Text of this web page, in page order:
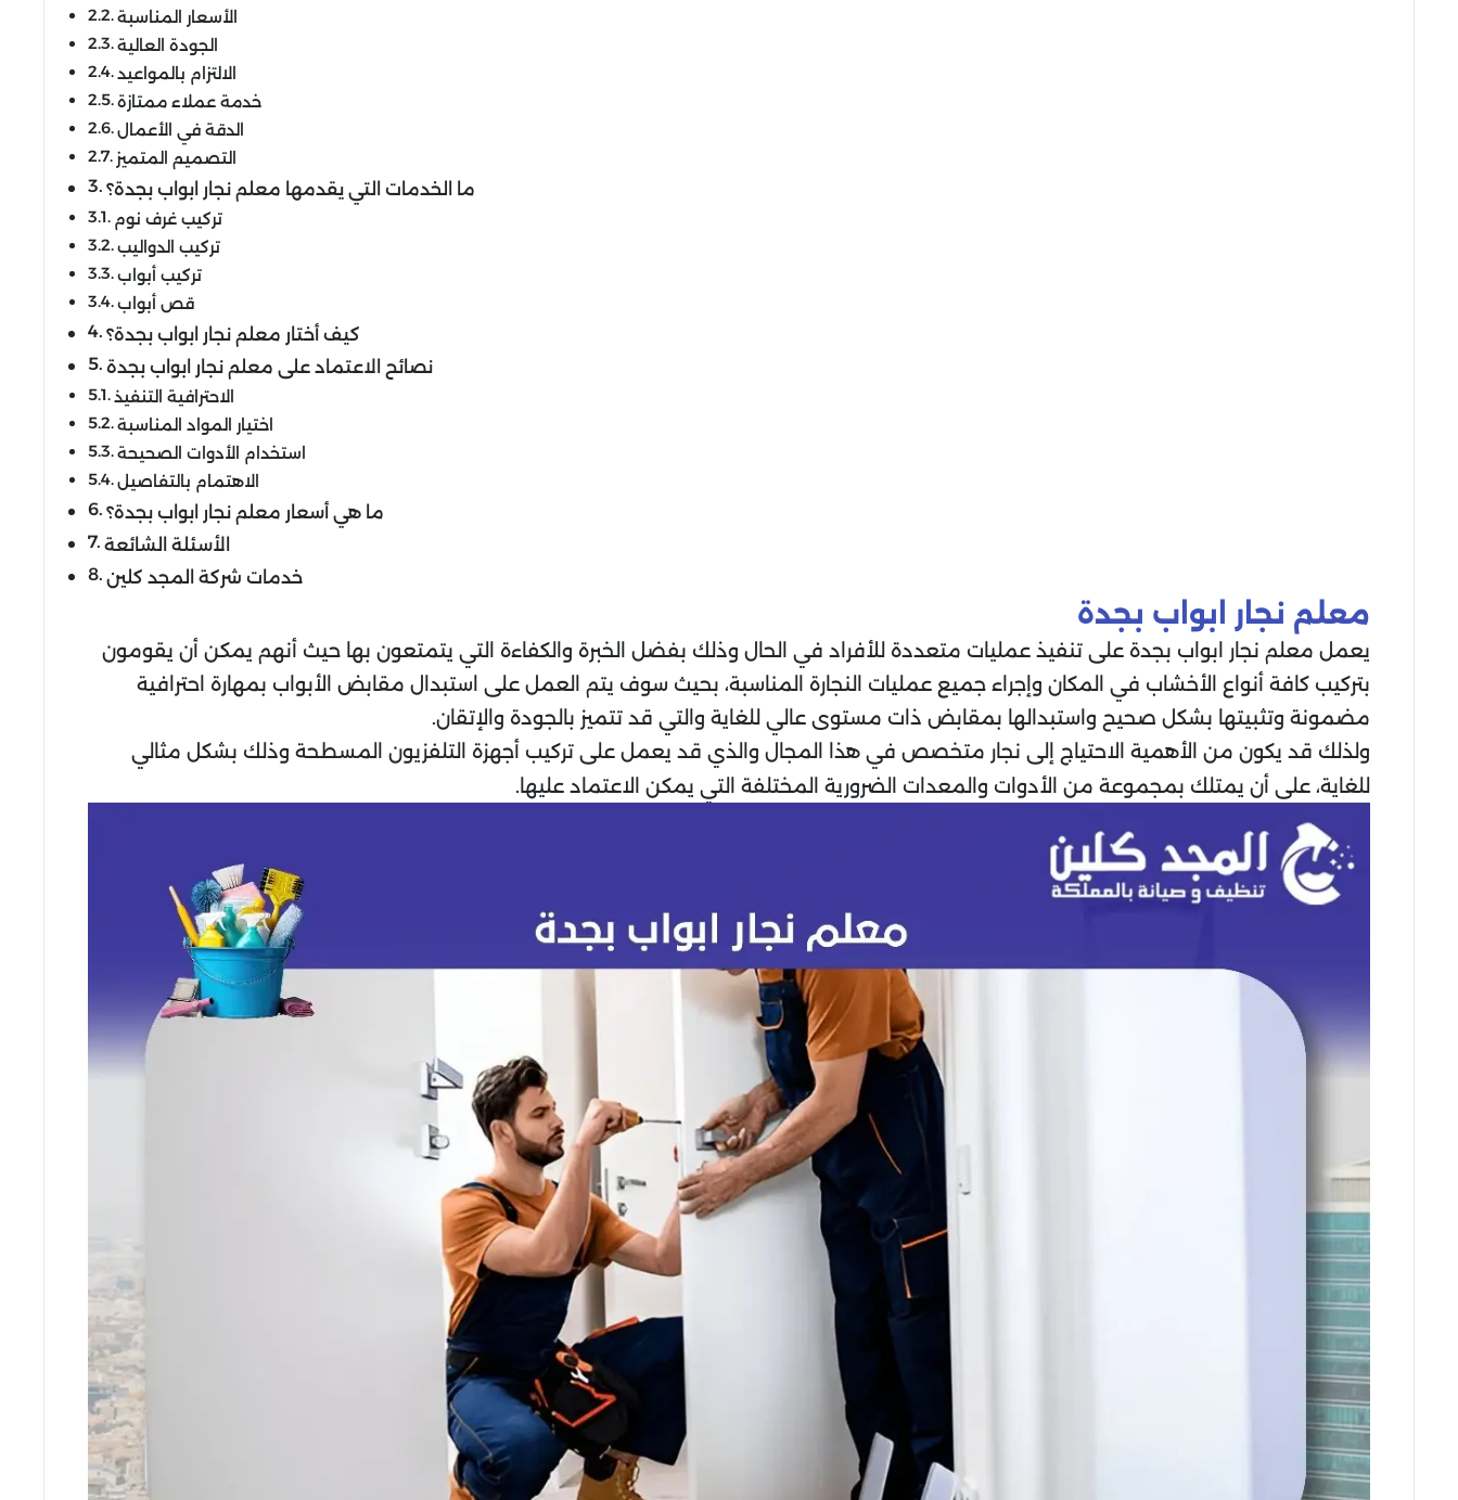
الأسعار المناسبة
الجودة العالية
الالتزام بالمواعيد
خدمة عملاء ممتازة
الدقة في الأعمال
التصميم المتميز
ما الخدمات التي يقدمها معلم نجار ابواب بجدة؟
تركيب غرف نوم
تركيب الدواليب
تركيب أبواب
قص أبواب
كيف أختار معلم نجار ابواب بجدة؟
نصائح الاعتماد على معلم نجار ابواب بجدة
الاحترافية التنفيذ
اختيار المواد المناسبة
استخدام الأدوات الصحيحة
الاهتمام بالتفاصيل
ما هي أسعار معلم نجار ابواب بجدة؟
الأسئلة الشائعة
خدمات شركة المجد كلين
معلم نجار ابواب بجدة
يعمل معلم نجار ابواب بجدة على تنفيذ عمليات متعددة للأفراد في الحال وذلك بفضل الخبرة والكفاءة التي يتمتعون بها حيث أنهم يمكن أن يقومون
بتركيب كافة أنواع الأخشاب في المكان وإجراء جميع عمليات النجارة المناسبة، بحيث سوف يتم العمل على استبدال مقابض الأبواب بمهارة احترافية
مضمونة وتثبيتها بشكل صحيح واستبدالها بمقابض ذات مستوى عالي للغاية والتي قد تتميز بالجودة والإتقان.
ولذلك قد يكون من الأهمية الاحتياج إلى نجار متخصص في هذا المجال والذي قد يعمل على تركيب أجهزة التلفزيون المسطحة وذلك بشكل مثالي
للغاية، على أن يمتلك بمجموعة من الأدوات والمعدات الضرورية المختلفة التي يمكن الاعتماد عليها.